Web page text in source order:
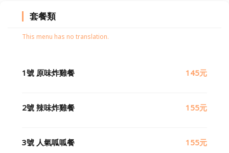
套餐類
This menu has no translation.
1號 原味炸雞餐 145元
2號 辣味炸雞餐 155元
3號 人氣呱呱餐 155元